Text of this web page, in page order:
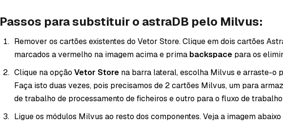
Passos para substituir o astraDB pelo Milvus:
Remover os cartões existentes do Vetor Store. Clique em dois cartões
marcados a vermelho na imagem acima e prima backspace para os
Clique na opção Vetor Store na barra lateral, escolha Milvus e arraste-o
Faça isto duas vezes, pois precisamos de 2 cartões Milvus, um para
de trabalho de processamento de ficheiros e outro para o fluxo de
Ligue os módulos Milvus ao resto dos componentes. Veja a imagem